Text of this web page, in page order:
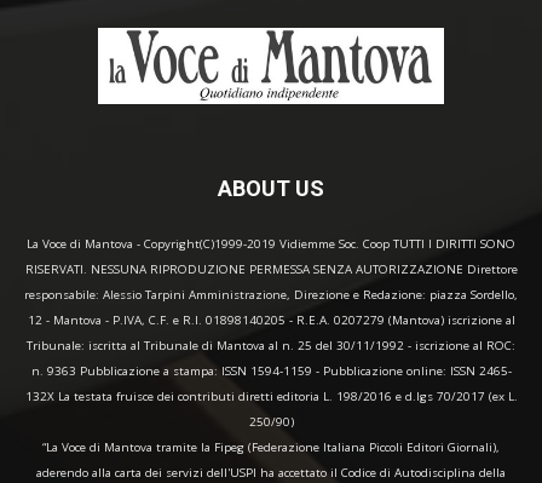
ABOUT US
La Voce di Mantova - Copyright(C)1999-2019 Vidiemme Soc. Coop TUTTI I DIRITTI SONO
RISERVATI. NESSUNA RIPRODUZIONE PERMESSA SENZA AUTORIZZAZIONE Direttore
responsabile: Alessio Tarpini Amministrazione, Direzione e Redazione: piazza Sordello,
12 - Mantova - P.IVA, C.F. e R.I. 01898140205 - R.E.A. 0207279 (Mantova) iscrizione al
Tribunale: iscritta al Tribunale di Mantova al n. 25 del 30/11/1992 - iscrizione al ROC:
n. 9363 Pubblicazione a stampa: ISSN 1594-1159 - Pubblicazione online: ISSN 2465-
132X La testata fruisce dei contributi diretti editoria L. 198/2016 e d.lgs 70/2017 (ex L.
250/90)
“La Voce di Mantova tramite la Fipeg (Federazione Italiana Piccoli Editori Giornali),
aderendo alla carta dei servizi dell'USPI ha accettato il Codice di Autodisciplina della